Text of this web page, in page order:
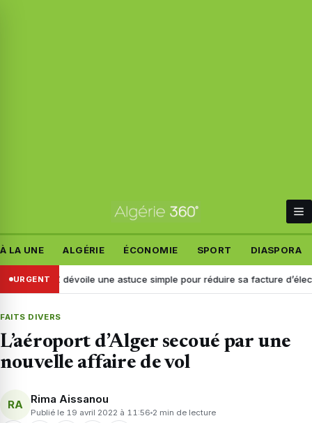
À LA UNE ALGÉRIE ÉCONOMIE SPORT DIASPORA
URGENTdévoile une astuce simple pour réduire sa facture d’électricité
FAITS DIVERS
L’aéroport d’Alger secoué par une
nouvelle affaire de vol
RA Rima Aissanou
Publié le 19 avril 2022 à 11:56 2 min de lecture